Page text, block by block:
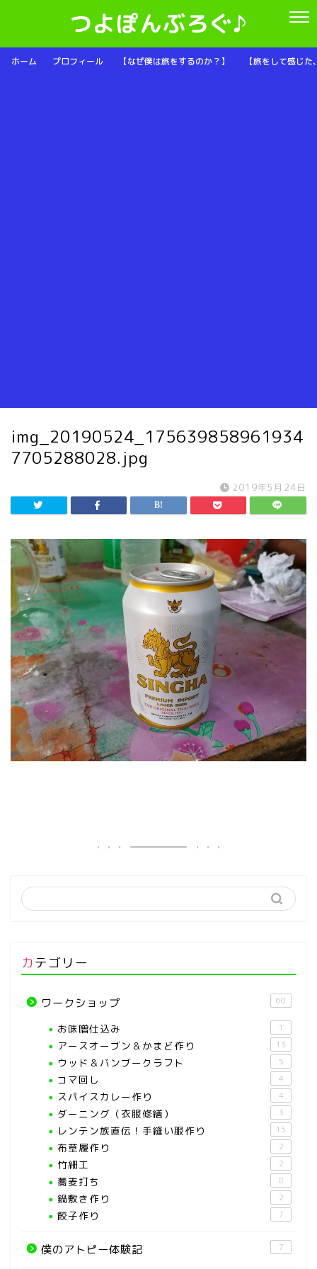
つよぽんぶろぐ♪
ホーム プロフィール 【なぜ僕は旅をするのか？】 【旅をして感じ
img_20190524_175639858961934
7705288028.jpg
2019年5月24日
カテゴリー
ワークショップ 60
お味噌仕込み 1
アースオーブン＆かまど作り 13
ウッド＆バンブークラフト 5
コマ回し 4
スパイスカレー作り 4
ダーニング（衣服修繕） 3
レンテン族直伝！手縫い服作り 15
布草履作り 2
竹細工 2
蕎麦打ち 8
鍋敷き作り 2
餃子作り 7
僕のアトピー体験記 7